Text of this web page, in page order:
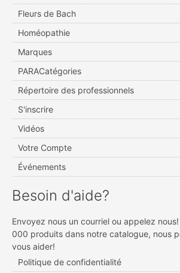
Fleurs de Bach
Homéopathie
Marques
PARACatégories
Répertoire des professionnels
S'inscrire
Vidéos
Votre Compte
Événements
Besoin d'aide?
Envoyez nous un courriel ou appelez
000 produits dans notre catalogue, nous
vous aider!
Politique de confidentialité